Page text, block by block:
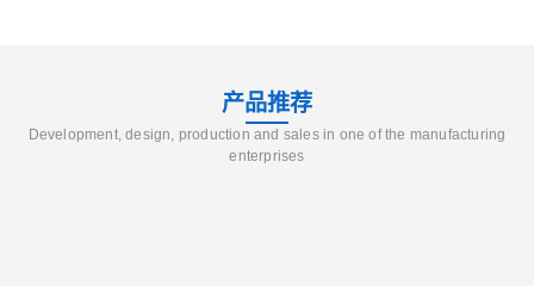
产品推荐
Development, design, production and sales in one of the manufacturing
enterprises